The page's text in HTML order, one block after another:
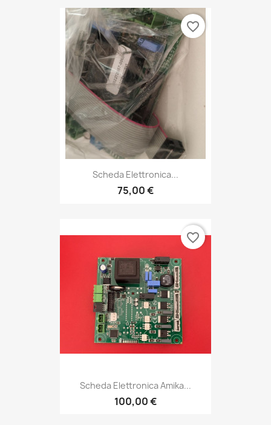
Scheda Elettronica...
75,00 €
favorite_border
Scheda Elettronica Amika...
100,00 €
favorite_border